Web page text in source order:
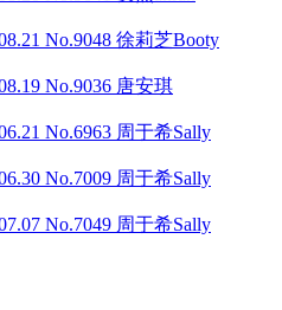
No.9048 徐莉芝Booty
No.9036 唐安琪
No.6963 周于希Sally
No.7009 周于希Sally
No.7049 周于希Sally